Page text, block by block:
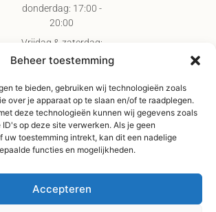
Beheer toestemming
te bieden, gebruiken wij technologieën zoals
over je apparaat op te slaan en/of te raadplegen.
deze technologieën kunnen wij gegevens zoals
op deze site verwerken. Als je geen
uw toestemming intrekt, kan dit een nadelige
functies en mogelijkheden.
Accepteren
donderdag: 17:00 -
20:00
Vrijdag & zaterdag:
09:00 - 17:00
vanaf €75,-
Verzending binnen 3-
4 werkdagen
Afhaal Kloosterdijk